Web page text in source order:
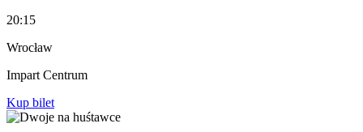
20:15
Wrocław
Impart Centrum
Kup bilet